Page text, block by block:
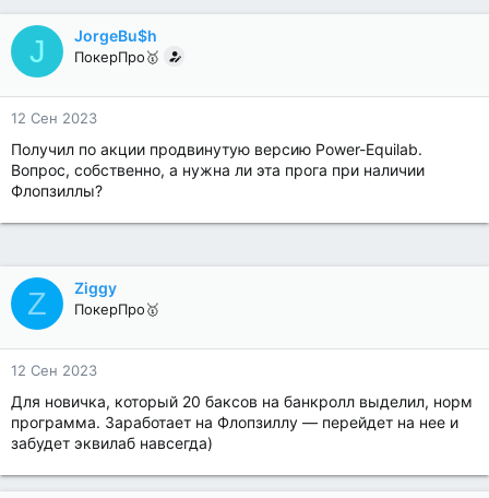
J JorgeBu$h
ПокерПро🥇
12 Сен 2023
Получил по акции продвинутую версию Power-Equilab.
Вопрос, собственно, а нужна ли эта прога при наличии
Флопзиллы?
Z Ziggy
ПокерПро🥇
12 Сен 2023
Для новичка, который 20 баксов на банкролл выделил, норм
программа. Заработает на Флопзиллу — перейдет на нее и
забудет эквилаб навсегда)